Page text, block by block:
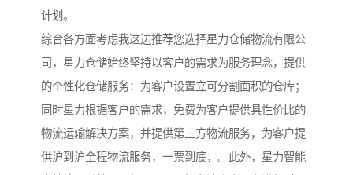
计划。
综合各方面考虑我这边推荐您选择星力仓储物流有限公
司，星力仓储始终坚持以客户的需求为服务理念，提供
的个性化仓储服务：为客户设置立可分割面积的仓库；
同时星力根据客户的需求，免费为客户提供具性价比的
物流运输解决方案，并提供第三方物流服务，为客户提
供沪到沪全程物流服务，一票到底，。此外，星力智能